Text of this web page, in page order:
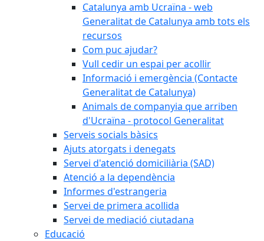
Catalunya amb Ucraïna - web
Generalitat de Catalunya amb tots els
recursos
Com puc ajudar?
Vull cedir un espai per acollir
Informació i emergència (Contacte
Generalitat de Catalunya)
Animals de companyia que arriben
d'Ucraïna - protocol Generalitat
Serveis socials bàsics
Ajuts atorgats i denegats
Servei d'atenció domiciliària (SAD)
Atenció a la dependència
Informes d'estrangeria
Servei de primera acollida
Servei de mediació ciutadana
Educació